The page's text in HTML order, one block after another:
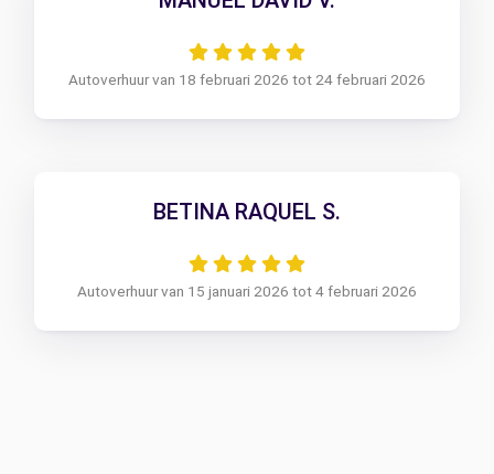
Autoverhuur van 18 februari 2026 tot 24 februari 2026
BETINA RAQUEL S.
Autoverhuur van 15 januari 2026 tot 4 februari 2026